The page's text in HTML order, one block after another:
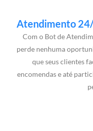
Atendimento
Com o Bot de
perde nenhuma
que seus clientes
encomendas e até